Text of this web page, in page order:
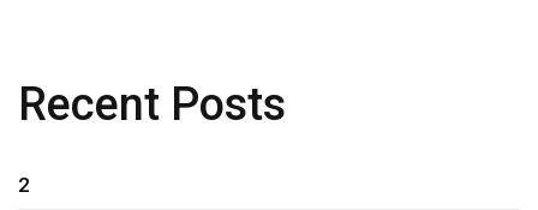
Recent Posts
2